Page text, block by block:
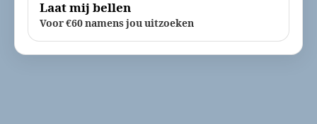
Laat mij bellen
Voor €60 namens jou uitzoeken